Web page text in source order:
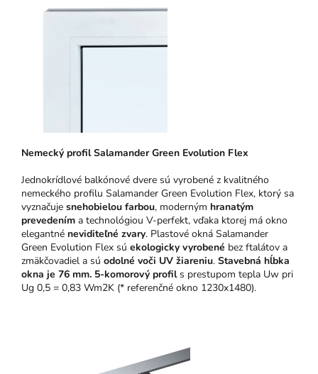
Nemecký profil Salamander Green Evolution Flex
Jednokrídlové balkónové dvere sú vyrobené z kvalitného
nemeckého profilu Salamander Green Evolution Flex, ktorý sa
vyznačuje snehobielou farbou, moderným hranatým
prevedením a technológiou V-perfekt, vďaka ktorej má okno
elegantné neviditeľné zvary. Plastové okná Salamander
Green Evolution Flex sú ekologicky vyrobené bez ftalátov a
zmäkčovadiel a sú odolné voči UV žiareniu. Stavebná hĺbka
okna je 76 mm. 5-komorový profils prestupom tepla Uw pri
Ug 0,5 = 0,83 Wm2K (* referenčné okno 1230x1480).